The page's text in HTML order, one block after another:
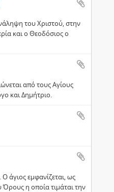
του Χριστού, στην
και ο Θεοδόσιος ο
από τους Αγίους
και Δημήτριο.
άγιος εμφανίζεται, ως
η οποία τιμάται την